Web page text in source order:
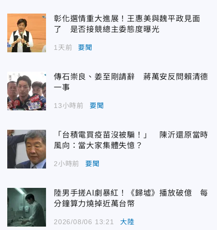
彰化選情重大進展！王惠美與魏平政見面
了 是否接競總主委態度曝光
1天前 要聞
傳石崇良、姜至剛請辭 蔣萬安反問賴清德
一事
13小時前 要聞
「台積電買疫苗沒被騙！」 陳沂還原當時
風向：當大家集體失憶？
2小時前 要聞
陸男手搓AI劇暴紅！《歸墟》播放破億 每
分鐘算力燒掉近萬台幣
2026/08/06 13:21 大陸